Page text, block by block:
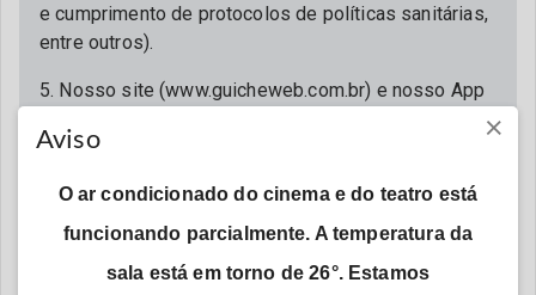
e cumprimento de protocolos de políticas sanitárias,
entre outros).
5. Nosso site (www.guicheweb.com.br) e nosso App
vendas da Guichê Web. Não nos responsabilizamos,
adquiridos com terceiros ou por meio de qualquer
endereço/domínio diverso do oficial.
6. A Guichê Web não permite e repudia a venda de
×
Aviso
O ar condicionado do cinema e do teatro está
funcionando parcialmente. A temperatura da
sala está em torno de 26°. Estamos